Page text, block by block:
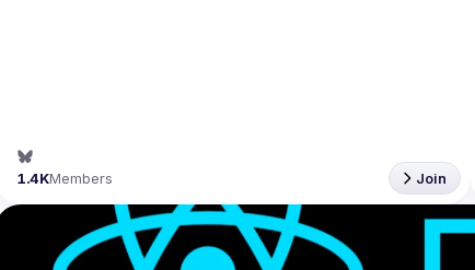
1.4KMembers Join